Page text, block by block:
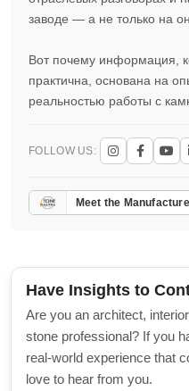
заводе — а не только на
Вот почему информация,
практична, основана на
реальностью работы с
FOLLOW US:
Meet the
Have Insights to
Are you an architect,
stone professional? If you
real-world experience that
love to hear from you.